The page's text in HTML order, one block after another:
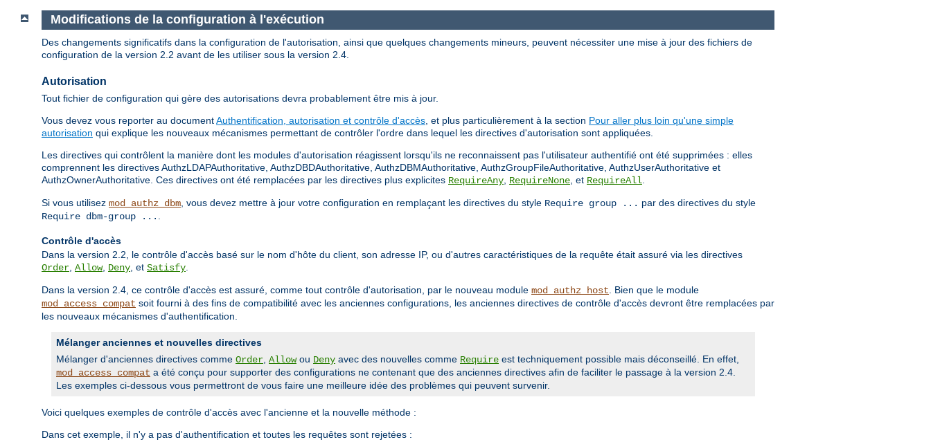
Modifications de la configuration à l'exécution
Des changements significatifs dans la configuration de l'autorisation, ainsi que quelques changements mineurs, peuvent nécessiter une mise à jour des fichiers de
configuration de la version 2.2 avant de les utiliser sous la version 2.4.
Autorisation
Tout fichier de configuration qui gère des autorisations devra probablement être mis à jour.
Vous devez vous reporter au documentAuthentification, autorisation et contrôle d'accès, et plus particulièrement à la section Pour aller plus loin qu'une simple
autorisation qui explique les nouveaux mécanismes permettant de contrôler l'ordre dans lequel les directives d'autorisation sont appliquées.
Les directives qui contrôlent la manière dont les modules d'autorisation réagissent lorsqu'ils ne reconnaissent pas l'utilisateur authentifié ont été supprimées : elles
comprennent les directives AuthzLDAPAuthoritative, AuthzDBDAuthoritative, AuthzDBMAuthoritative, AuthzGroupFileAuthoritative, AuthzUserAuthoritative et
AuthzOwnerAuthoritative. Ces directives ont été remplacées par les directives plus explicites RequireAny, RequireNone, et RequireAll.
Si vous utilisez mod_authz_dbm, vous devez mettre à jour votre configuration en remplaçant les directives du style Require group ... par des directives du style
Require dbm-group ... .
Contrôle d'accès
Dans la version 2.2, le contrôle d'accès basé sur le nom d'hôte du client, son adresse IP, ou d'autres caractéristiques de la requête était assuré via les directives
Order, Allow, Deny, et Satisfy.
Dans la version 2.4, ce contrôle d'accès est assuré, comme tout contrôle d'autorisation, par le nouveau module mod_authz_host. Bien que le module
mod_access_compat soit fourni à des fins de compatibilité avec les anciennes configurations, les anciennes directives de contrôle d'accès devront être remplacées par
les nouveaux mécanismes d'authentification.
Mélanger anciennes et nouvelles directives
Mélanger d'anciennes directives comme Order, Allowou Deny avec des nouvelles comme Require est techniquement possible mais déconseillé. En effet,
mod_access_compat a été conçu pour supporter des configurations ne contenant que des anciennes directives afin de faciliter le passage à la version 2.4.
Les exemples ci-dessous vous permettront de vous faire une meilleure idée des problèmes qui peuvent survenir.
Voici quelques exemples de contrôle d'accès avec l'ancienne et la nouvelle méthode :
Dans cet exemple, il n'y a pas d'authentification et toutes les requêtes sont rejetées :